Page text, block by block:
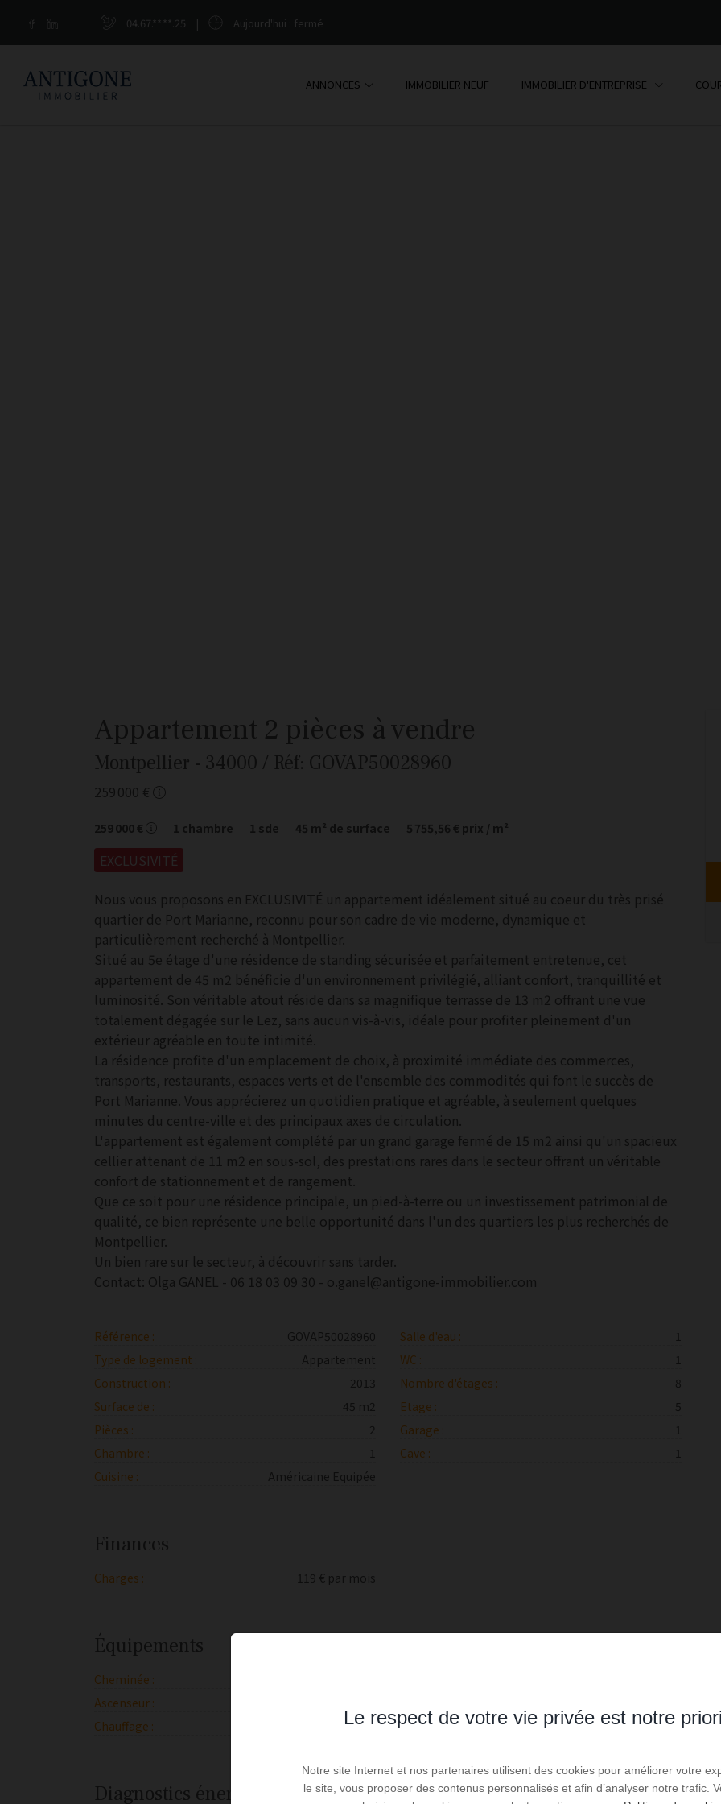
04.67.**.**.25 | Aujourd'hui : fermé
ANNONCES IMMOBILIER NEUF IMMOBILIER D'ENTREPRISE
Appartement 2 pièces à vendre
Montpellier - 34000 / Réf: GOVAP50028960
259 000 €
259 000 € 1 chambre 1 sde 45 m² de surface 5 755,56 € prix / m²
EXCLUSIVITÉ
Nous vous proposons en EXCLUSIVITÉ un appartement idéalement situé au coeur du très prisé
quartier de Port Marianne, reconnu pour son cadre de vie moderne, dynamique et
particulièrement recherché à Montpellier.
Situé au 5e étage d'une résidence de standing sécurisée et parfaitement entretenue, cet
appartement de 45 m2 bénéficie d'un environnement privilégié, alliant confort, tranquillité et
luminosité. Son véritable atout réside dans sa magnifique terrasse de 13 m2 offrant une vue
totalement dégagée sur le Lez, sans aucun vis-à-vis, idéale pour profiter pleinement d'un
extérieur agréable en toute intimité.
La résidence profite d'un emplacement de choix, à proximité immédiate des commerces,
transports, restaurants, espaces verts et de l'ensemble des commodités qui font le succès de
Port Marianne. Vous apprécierez un quotidien pratique et agréable, à seulement quelques
minutes du centre-ville et des principaux axes de circulation.
L'appartement est également complété par un grand garage fermé de 15 m2 ainsi qu'un spacieux
cellier attenant de 11 m2 en sous-sol, des prestations rares dans le secteur offrant un véritable
confort de stationnement et de rangement.
Que ce soit pour une résidence principale, un pied-à-terre ou un investissement patrimonial de
qualité, ce bien représente une belle opportunité dans l'un des quartiers les plus recherchés de
Montpellier.
Un bien rare sur le secteur, à découvrir sans tarder.
Contact: Olga GANEL - 06 18 03 09 30 - o.ganel@antigone-immobilier.com
Référence :
GOVAP50028960
Type de logement :
Appartement
Construction :
2013
Surface de :
45 m2
Pièces :
2
Chambre :
1
Cuisine :
Américaine Equipée
Salle d'eau :
1
WC :
1
Nombre d'étages :
8
Etage :
5
Garage :
1
Cave :
1
Finances
Charges : 119 € par mois
Équipements
Cheminée :
Ascenseur :
Chauffage :
Collectif
Diagnostics énergétiques
Le respect de votre vie privée est notre
Notre site Internet et nos partenaires utilisent des cookies pour améliorer votre
le site, vous proposer des contenus personnalisés et afin d’analyser notre trafic.